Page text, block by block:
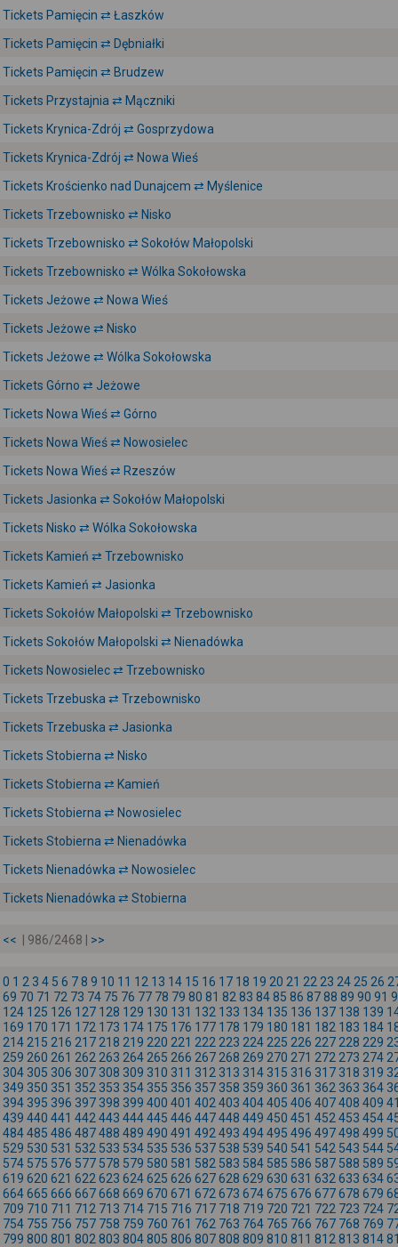
Tickets Pamięcin ⇄ Łaszków
Tickets Pamięcin ⇄ Dębniałki
Tickets Pamięcin ⇄ Brudzew
Tickets Przystajnia ⇄ Mączniki
Tickets Krynica-Zdrój ⇄ Gosprzydowa
Tickets Krynica-Zdrój ⇄ Nowa Wieś
Tickets Krościenko nad Dunajcem ⇄ Myślenice
Tickets Trzebownisko ⇄ Nisko
Tickets Trzebownisko ⇄ Sokołów Małopolski
Tickets Trzebownisko ⇄ Wólka Sokołowska
Tickets Jeżowe ⇄ Nowa Wieś
Tickets Jeżowe ⇄ Nisko
Tickets Jeżowe ⇄ Wólka Sokołowska
Tickets Górno ⇄ Jeżowe
Tickets Nowa Wieś ⇄ Górno
Tickets Nowa Wieś ⇄ Nowosielec
Tickets Nowa Wieś ⇄ Rzeszów
Tickets Jasionka ⇄ Sokołów Małopolski
Tickets Nisko ⇄ Wólka Sokołowska
Tickets Kamień ⇄ Trzebownisko
Tickets Kamień ⇄ Jasionka
Tickets Sokołów Małopolski ⇄ Trzebownisko
Tickets Sokołów Małopolski ⇄ Nienadówka
Tickets Nowosielec ⇄ Trzebownisko
Tickets Trzebuska ⇄ Trzebownisko
Tickets Trzebuska ⇄ Jasionka
Tickets Stobierna ⇄ Nisko
Tickets Stobierna ⇄ Kamień
Tickets Stobierna ⇄ Nowosielec
Tickets Stobierna ⇄ Nienadówka
Tickets Nienadówka ⇄ Nowosielec
Tickets Nienadówka ⇄ Stobierna
<< | 986/2468 | >>
0 1 2 3 4 5 6 78 9 10 11 12 13 14 15 16 17 18 19 20 21 22 23 24 25 26
69 70 71 72 73 74 75 76 77 78 79 80 81 82 83 8485 86 8788 89 90 91
124 125 126 127 128 129 130 131 132 133 134 135 136 137 138 139
169 170 171 172 173 174 175 176 177 178 179 180 181 182 183 184
214 215 216 217 218 219 220 221 222 223 224 225 226 227 228 229
259 260 261 262 263 264 265 266 267 268 269 270 271 272 273 274
304 305 306 307 308 309 310 311 312 313 314 315 316 317 318 319
349 350 351 352 353 354 355 356 357 358 359 360 361 362 363 364
394 395 396 397 398 399 400 401 402 403 404405 406 407408 409
439 440 441 442 443 444445 446 447448 449 450 451 452 453 454
484485 486 487488 489 490 491 492 493 494495 496 497498 499
529 530 531 532 533 534 535 536 537 538 539 540 541 542 543 544
574 575 576 577 578 579 580 581 582 583 584 585 586 587 588 589
619 620 621 622 623 624625 626 627628 629 630 631 632 633 634
664665 666 667668 669 670 671 672 673 674675 676 677678 679
709 710 711 712 713 714 715 716 717 718 719 720 721 722 723 724
754 755 756 757 758 759 760 761 762 763 764 765 766 767 768 769
799 800 801 802 803 804805 806 807808 809 810 811 812 813 814